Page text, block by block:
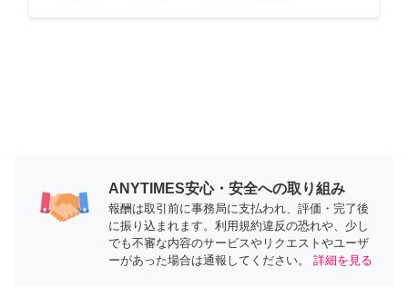
ANYTIMES安心・安全への取り組み
報酬は取引前に事務局に支払われ、評価・完了後
に振り込まれます。利用規約違反の恐れや、少し
でも不審な内容のサービスやリクエストやユーザ
ーがあった場合は通報してください。
詳細を見る